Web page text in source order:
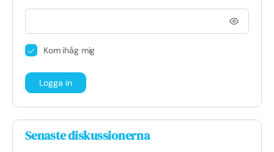
Kom ihåg mig
Senaste diskussionerna